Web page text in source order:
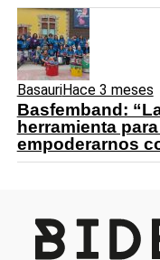
BasauriHace 3 meses
Basfemband:
herramienta
empoderarnos